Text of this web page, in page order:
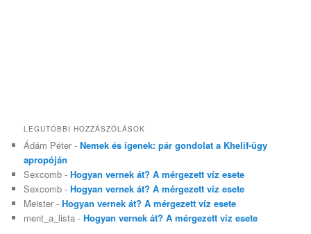
LEGUTÓBBI HOZZÁSZÓLÁSOK
Ádám Péter -Nemek és igenek: pár gondolat a Khelif-ügy
apropóján
Sexcomb -Hogyan vernek át? A mérgezett víz esete
Sexcomb -Hogyan vernek át? A mérgezett víz esete
Meister -Hogyan vernek át? A mérgezett víz esete
ment_a_lista -Hogyan vernek át? A mérgezett víz esete